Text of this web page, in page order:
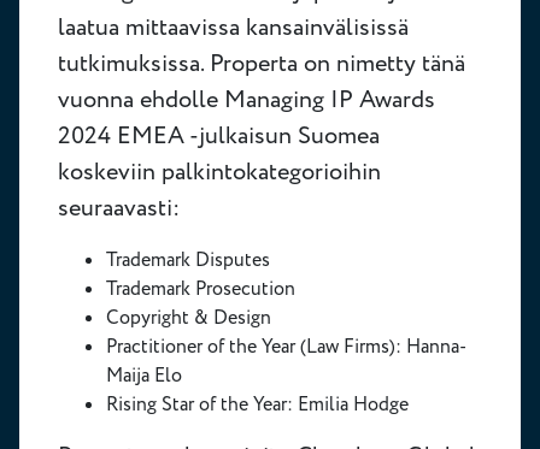
laatua mittaavissa kansainvälisissä
tutkimuksissa. Properta on nimetty tänä
vuonna ehdolle Managing IP Awards
2024 EMEA -julkaisun Suomea
koskeviin palkintokategorioihin
seuraavasti:
Trademark Disputes
Trademark Prosecution
Copyright & Design
Practitioner of the Year (Law Firms): Hanna-
Maija Elo
Rising Star of the Year: Emilia Hodge